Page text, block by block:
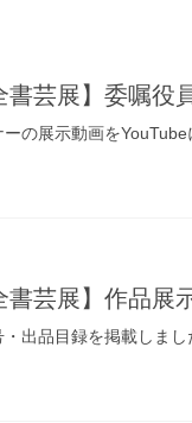
書芸展】委嘱役
の展示動画をYouTube
書芸展】作品
出品目録を掲載しまし